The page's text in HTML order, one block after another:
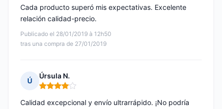
Publicado el 28/01/2019 à 12h50
tras una compra de 27/01/2019
Cada producto superó mis expectativas. Excelente
relación calidad-precio.
Ú
Úrsula N.
Nota: 4 de 5
Calidad excepcional y envío ultrarrápido. ¡No podría